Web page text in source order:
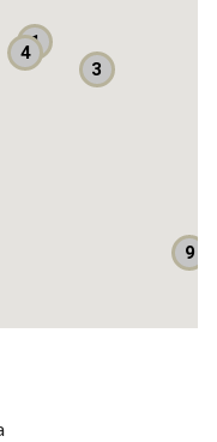
yang akan
- Jagorawi) dan
1
3
4
9